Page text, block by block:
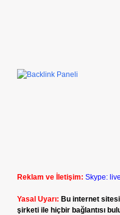
Reklam ve İletişim: Skype:
Yasal Uyarı: Bu internet
şirketi ile hiçbir bağlantısı